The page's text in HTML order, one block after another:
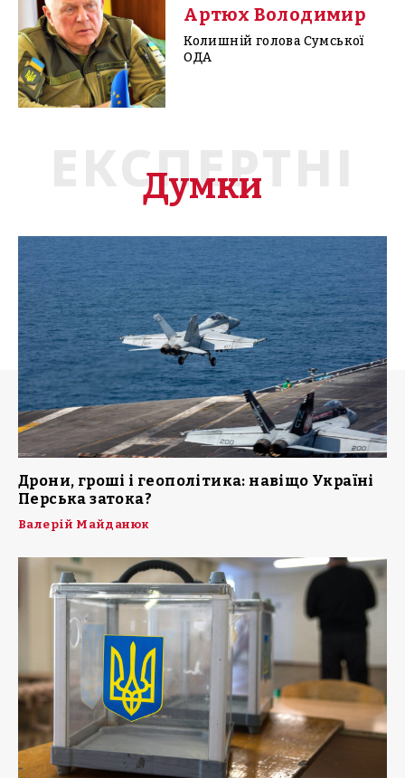
Артюх Володимир
Колишній голова Сумської
ОДА
ЕКСПЕРТНІ
Думки
Дрони, гроші і геополітика: навіщо Україні
Перська затока?
Валерій Майданюк